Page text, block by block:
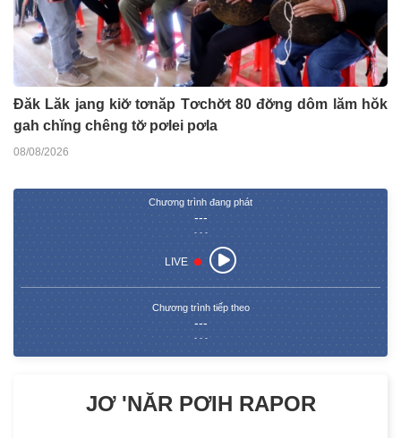
Đăk Lăk jang kiơ̆ tơnăp Tơchơ̆t 80 đơ̆ng dôm lăm hŏk
gah chĭng chêng tơ̆ pơlei pơla
08/08/2026
Chương trình đang phát
---
- - -
LIVE
Chương trình tiếp theo
---
- - -
JƠ 'NĂR PƠIH RAPOR